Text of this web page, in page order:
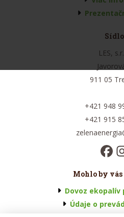
Sídlo
LES,
911 05
+421 948
+421 915
Mohlo by
Dovoz ekopalív
Údaje o